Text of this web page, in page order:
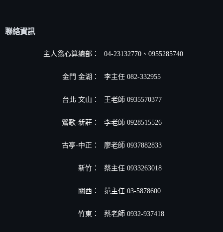
聯絡資訊
主人翁心算總部： 04-23132770、0955285740
金門 金湖： 李主任 082-332955
台北 文山： 王老師 0935570377
鶯歌-新莊： 李老師 0928515526
古亭-中正： 廖老師 0937882833
新竹： 蔡主任 0933263018
關西： 范主任 03-5878600
竹東： 蔡老師 0932-937418